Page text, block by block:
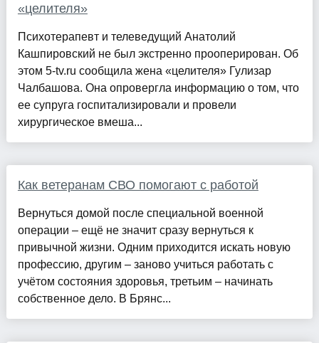
«целителя»
Психотерапевт и телеведущий Анатолий
Кашпировский не был экстренно прооперирован. Об
этом 5-tv.ru сообщила жена «целителя» Гулизар
Чалбашова. Она опровергла информацию о том, что
ее супруга госпитализировали и провели
хирургическое вмеша...
Как ветеранам СВО помогают с работой
Вернуться домой после специальной военной
операции – ещё не значит сразу вернуться к
привычной жизни. Одним приходится искать новую
профессию, другим – заново учиться работать с
учётом состояния здоровья, третьим – начинать
собственное дело. В Брянс...